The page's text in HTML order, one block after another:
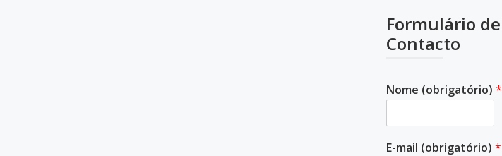
Formulário de
Contacto
Nome (obrigatório) *
E-mail (obrigatório) *